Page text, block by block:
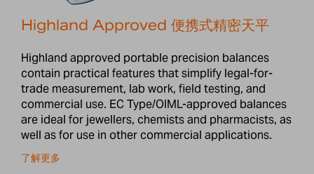
Highland Approved 便携式精密天平
Highland approved portable precision balances
contain practical features that simplify legal-for-
trade measurement, lab work, field testing, and
commercial use. EC Type/OIML-approved balances
are ideal for jewellers, chemists and pharmacists, as
well as for use in other commercial applications.
了解更多